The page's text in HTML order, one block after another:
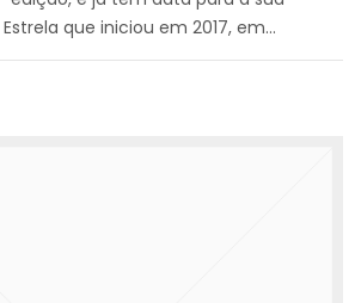
que iniciou em 2017, em...